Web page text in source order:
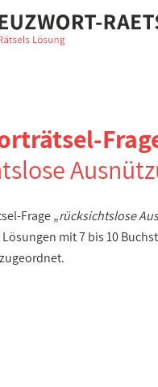
Frage „rücksichtslose
mit 7 bis 10